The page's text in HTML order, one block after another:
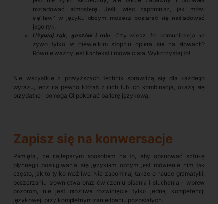
rozładować atmosferę. Jeśli więc zapomnisz, jak mówi
się”lew” w języku obcym, możesz postarać się naśladować
jego ryk.
Używaj rąk, gestów i min. Czy wiesz, że komunikacja na
żywo tylko w niewielkim stopniu opiera się na słowach?
Równie ważny jest kontekst i mowa ciała. Wykorzystaj to!
Nie wszystkie z powyższych technik sprawdzą się dla każdego
wyrazu, lecz na pewno któraś z nich lub ich kombinacja, okażą się
przydatne i pomogą Ci pokonać barierę językową.
Zapisz się na konwersacje
Pamiętaj, że najlepszym sposobem na to, aby opanować sztukę
płynnego posługiwania się językiem obcym jest mówienie nim tak
często, jak to tylko możliwe. Nie zapominaj także o nauce gramatyki,
poszerzaniu słownictwa oraz ćwiczeniu pisania i słuchania - wbrew
pozorom, nie jest możliwe rozwinięcie tylko jednej kompetencji
językowej, przy kompletnym zaniedbaniu pozostałych.